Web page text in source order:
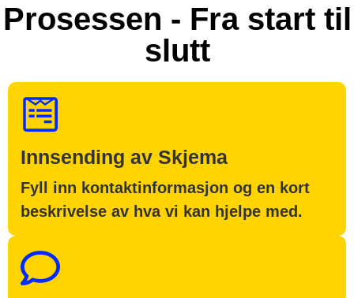
Prosessen - Fra start til
slutt
Innsending av Skjema
Fyll inn kontaktinformasjon og en kort
beskrivelse av hva vi kan hjelpe med.